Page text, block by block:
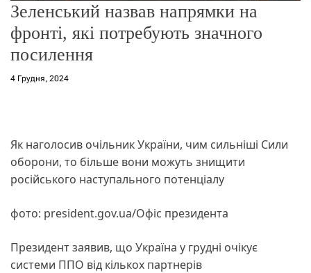
Зеленський назвав напрямки на
фронті, які потребують значного
посилення
4 Грудня, 2024
Як наголосив очільник України, чим сильніші Сили
оборони, то більше вони можуть знищити
російського наступального потенціалу
фото: president.gov.ua/Офіс президента
Президент заявив, що Україна у грудні очікує
системи ППО від кількох партнерів